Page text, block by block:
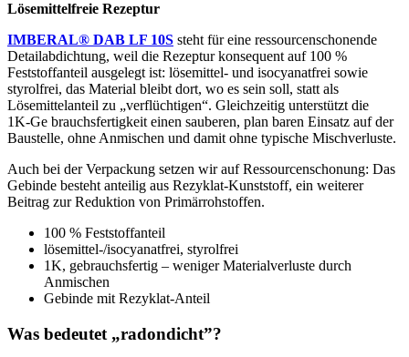
Lösemittelfreie Rezeptur
IMBERAL® DAB LF 10S steht für eine ressourcenschonende
Detailabdichtung, weil die Rezeptur konsequent auf 100 %
Feststoffanteil ausgelegt ist: lösemittel‑ und isocyanatfrei sowie
styrolfrei, das Material bleibt dort, wo es sein soll, statt als
Lösemittelanteil zu „verflüchtigen“. Gleichzeitig unterstützt die
1K‑Ge brauchsfertigkeit einen sauberen, plan baren Einsatz auf der
Baustelle, ohne Anmischen und damit ohne typische Mischverluste.
Auch bei der Verpackung setzen wir auf Ressourcenschonung: Das
Gebinde besteht anteilig aus Rezyklat‑Kunststoff, ein weiterer
Beitrag zur Reduktion von Primärrohstoffen.
100 % Feststoffanteil
lösemittel‑/isocyanatfrei, styrolfrei
1K, gebrauchsfertig – weniger Materialverluste durch
Anmischen
Gebinde mit Rezyklat‑Anteil
Was bedeutet „radondicht”?